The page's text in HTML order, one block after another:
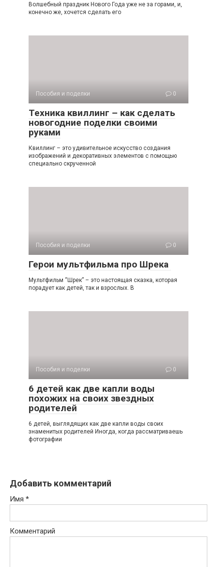
Волшебный праздник Нового Года уже не за горами, и,
конечно же, хочется сделать его
Пособия и поделки 0
Техника квиллинг – как сделать
новогодние поделки своими
руками
Квиллинг – это удивительное искусство создания
изображений и декоративных элементов с помощью
специально скрученной
Пособия и поделки 0
Герои мультфильма про Шрека
Мультфильм “Шрек” – это настоящая сказка, которая
порадует как детей, так и взрослых. В
Пособия и поделки 0
6 детей как две капли воды
похожих на своих звездных
родителей
6 детей, выглядящих как две капли воды своих
знаменитых родителей Иногда, когда рассматриваешь
фотографии
Добавить комментарий
Имя *
Комментарий